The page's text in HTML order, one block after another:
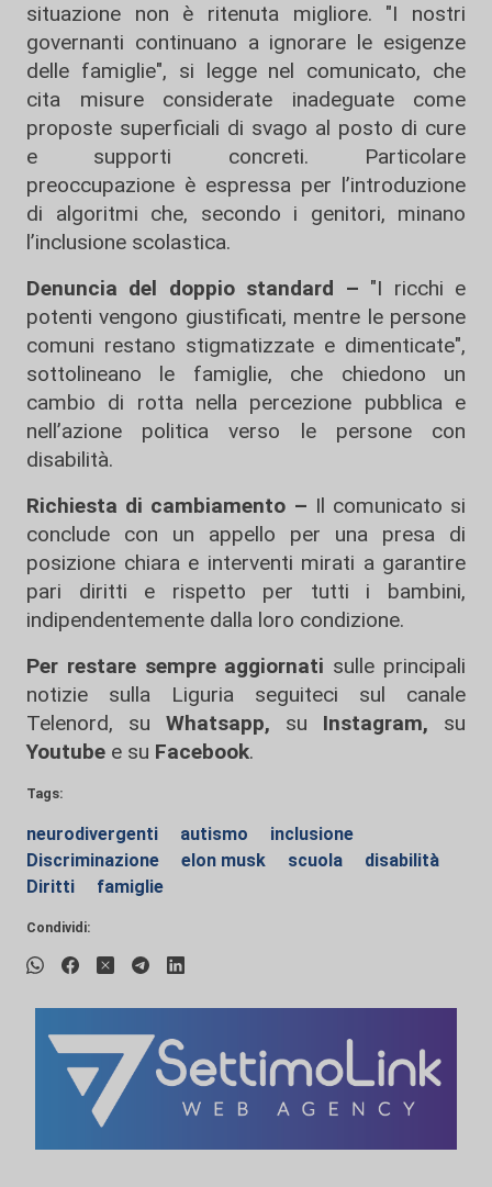
situazione non è ritenuta migliore. "I nostri
governanti continuano a ignorare le esigenze
delle famiglie", si legge nel comunicato, che
cita misure considerate inadeguate come
proposte superficiali di svago al posto di cure
e supporti concreti. Particolare
preoccupazione è espressa per l’introduzione
di algoritmi che, secondo i genitori, minano
l’inclusione scolastica.
Denuncia del doppio standard – "I ricchi e
potenti vengono giustificati, mentre le persone
comuni restano stigmatizzate e dimenticate",
sottolineano le famiglie, che chiedono un
cambio di rotta nella percezione pubblica e
nell’azione politica verso le persone con
disabilità.
Richiesta di cambiamento – Il comunicato si
conclude con un appello per una presa di
posizione chiara e interventi mirati a garantire
pari diritti e rispetto per tutti i bambini,
indipendentemente dalla loro condizione.
Per restare sempre aggiornati sulle principali
notizie sulla Liguria seguiteci sul canale
Telenord, su
Whatsapp, su Instagram, su
Youtube e su Facebook.
Tags:
neurodivergenti autismo
inclusione
Discriminazione
elon musk scuola
disabilità
Diritti
famiglie
Condividi: